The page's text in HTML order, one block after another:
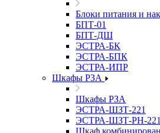
Блоĸи питания и
БПТ-01
БПТ-ДШ
ЭСТРА-БК
ЭСТРА-БПК
ЭСТРА-ИПР
Шкафы РЗА
Шкафы РЗА
ЭСТРА-ШЗТ-221
ЭСТРА-ШЗТ-РН-221
Шкаф